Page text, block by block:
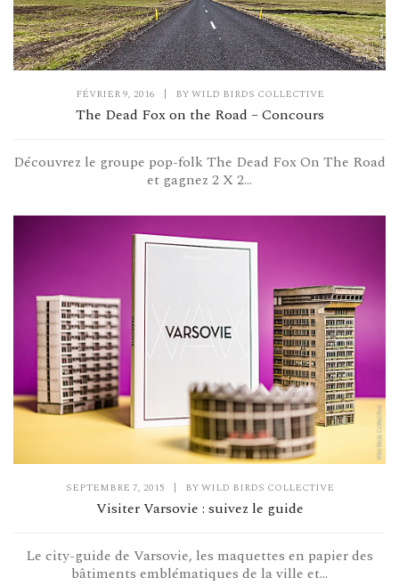
FÉVRIER 9, 2016 | BYWILD BIRDS COLLECTIVE
The Dead Fox on the Road – Concours
Découvrez le groupe pop-folk The Dead Fox On The Road
et gagnez 2 X 2...
SEPTEMBRE 7, 2015 | BYWILD BIRDS COLLECTIVE
Visiter Varsovie : suivez le guide
Le city-guide de Varsovie, les maquettes en papier des
bâtiments emblématiques de la ville et...